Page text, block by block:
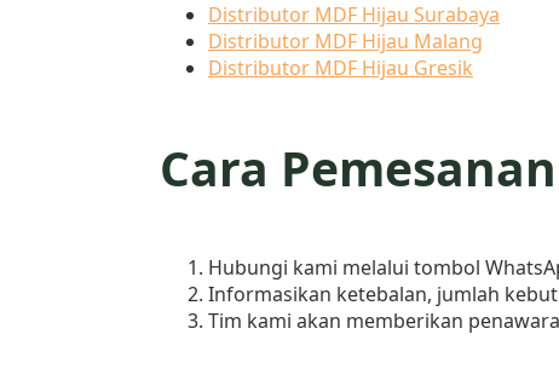
Distributor MDF Hijau Surabaya
Distributor MDF Hijau Malang
Distributor MDF Hijau Gresik
Cara Pemesanan
Hubungi kami melalui tombol
Informasikan ketebalan, jumlah
Tim kami akan memberikan